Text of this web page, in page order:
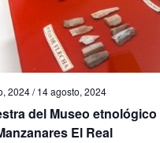
2024/14 agosto, 2024
del Museo
El Real